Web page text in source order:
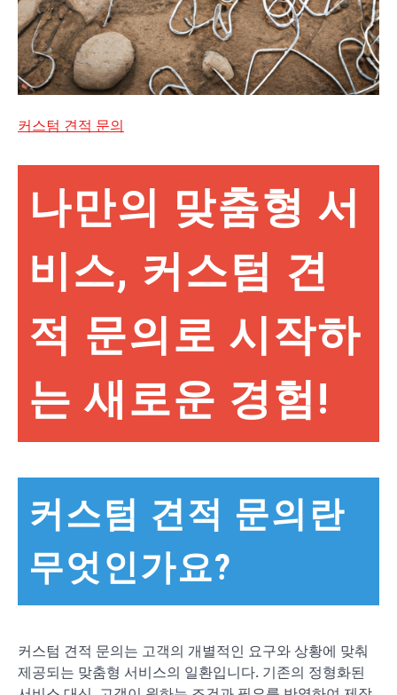
커스텀 견적 문의
나만의 맞춤형 서
비스, 커스텀 견
적 문의로 시작하
는 새로운 경험!
커스텀 견적 문의란
무엇인가요?
커스텀 견적 문의는 고객의 개별적인 요구와 상황에 맞춰
제공되는 맞춤형 서비스의 일환입니다. 기존의 정형화된